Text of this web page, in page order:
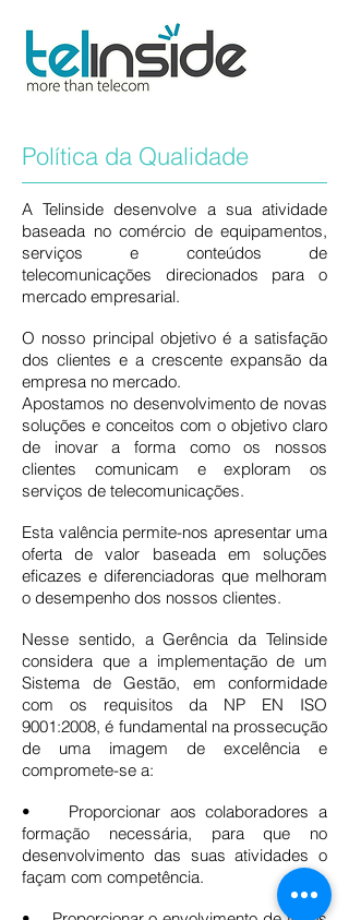
Política da Qualidade
A Telinside desenvolve a sua atividade
baseada no comércio de equipamentos,
serviços e conteúdos de
telecomunicações direcionados para o
mercado empresarial.
O nosso principal objetivo é a satisfação
dos clientes e a crescente expansão da
empresa no mercado.
Apostamos no desenvolvimento de novas
soluções e conceitos com o objetivo claro
de inovar a forma como os nossos
clientes comunicam e exploram os
serviços de telecomunicações.
Esta valência permite-nos apresentar uma
oferta de valor baseada em soluções
eficazes e diferenciadoras que melhoram
o desempenho dos nossos clientes.
Nesse sentido, a Gerência da Telinside
considera que a implementação de um
Sistema de Gestão, em conformidade
com os requisitos da NP EN ISO
9001:2008, é fundamental na prossecução
de uma imagem de excelência e
compromete-se a:
• Proporcionar aos colaboradores a
formação necessária, para que no
desenvolvimento das suas atividades o
façam com competência.